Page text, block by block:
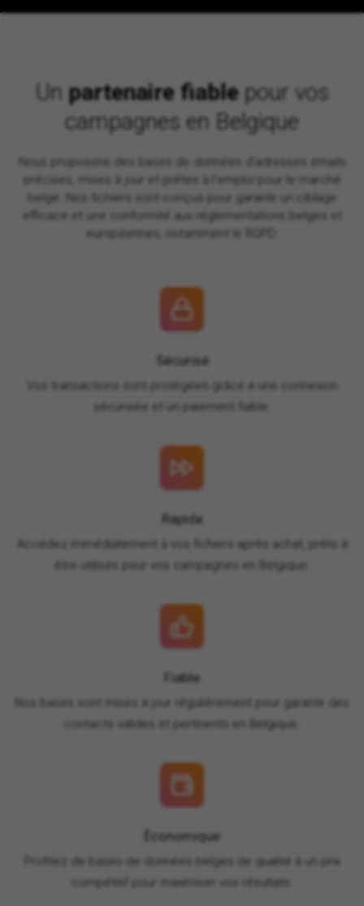
Un partenaire fiablepour vos
campagnes en Belgique
Nous proposons des bases de données d'adresses emails
précises, mises à jour et prêtes à l'emploi pour le marché
belge.
Nos fichiers sont conçus pour garantir un ciblage
efficace et une conformité aux réglementations belges et
européennes, notamment le RGPD.
Sécurisé
Vos transactions sont protégées grâce à une connexion
sécurisée et un paiement fiable.
Rapide
Accédez immédiatement à vos fichiers après achat, prêts à
être utilisés pour vos campagnes en Belgique.
Fiable
Nos bases sont mises à jour régulièrement pour garantir des
contacts valides et pertinents en Belgique.
Économique
Profitez de bases de données belges de qualité à un prix
compétitif pour maximiser vos résultats.